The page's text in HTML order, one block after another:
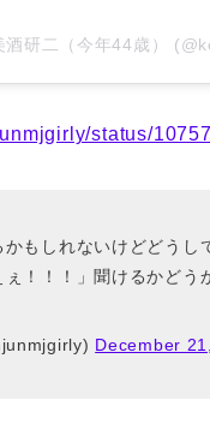
研二（今年44歳）
status/
かもしれないけどどう
ぇ！！！」聞けるかど
December